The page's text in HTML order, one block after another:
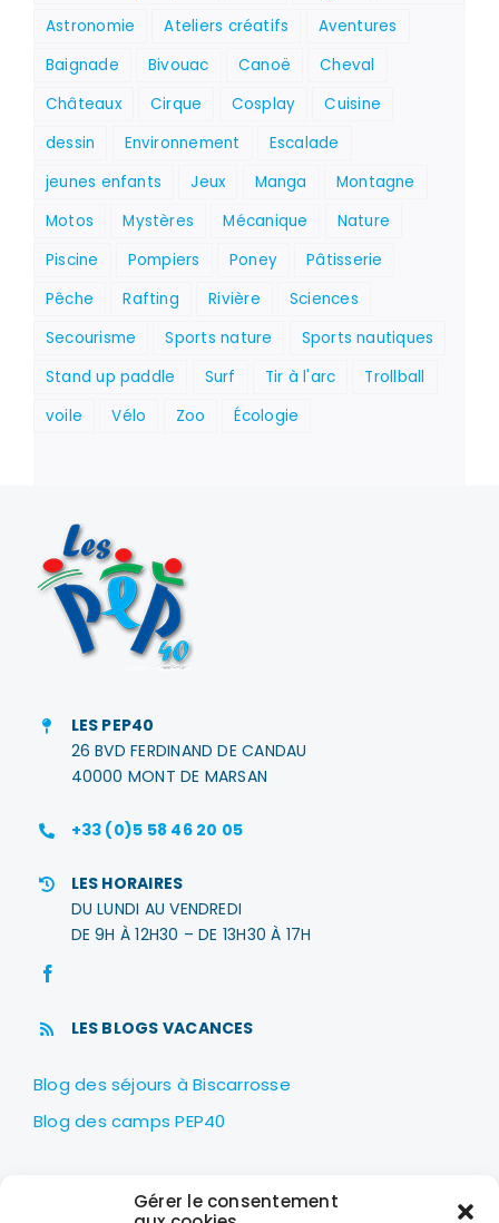
Gérer le consentement
Astronomie
Ateliers créatifs
Aventures
Baignade
Bivouac Canoë
Cheval
Châteaux
Cirque Cosplay
Cuisine
dessin
Environnement
Escalade
jeunes enfants
Jeux Manga
Montagne
Motos
Mystères Mécanique
Nature
Piscine
Pompiers Poney
Pâtisserie
Pêche
Rafting Rivière
Sciences
Secourisme
Sports nature
Sports nautiques
Stand up paddle
Surf Tir à l'arc
Trollball
voile
Vélo Zoo Écologie
LES PEP40
26 BVD FERDINAND DE CANDAU
40000 MONT DE MARSAN
+33 (0)5 58 46 20 05
LES HORAIRES
DU LUNDI AU VENDREDI
DE 9H À 12H30 – DE 13H30 À 17H
LES BLOGS VACANCES
Blog des séjours à Biscarrosse
Blog des camps PEP40
LES PEP40